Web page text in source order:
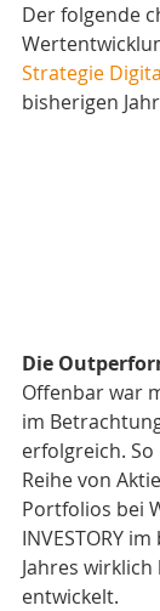
Der folgende
Strategie
bisherigen
Die
Offenbar war
im
erfolgreich.
Reihe von
Portfolios bei
INVESTORY
Jahres
entwickelt.